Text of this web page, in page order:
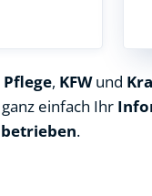
Pflege, KFWund
einfach Ihr
.